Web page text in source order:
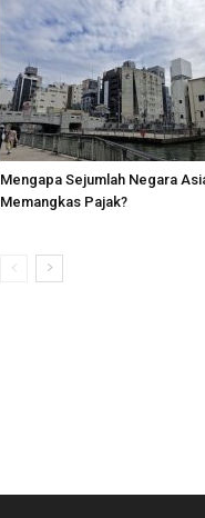
Mengapa Sejumlah Negara
Memangkas Pajak?